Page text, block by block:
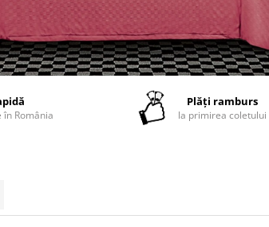
România
Plăți ramburs
la primirea coletului